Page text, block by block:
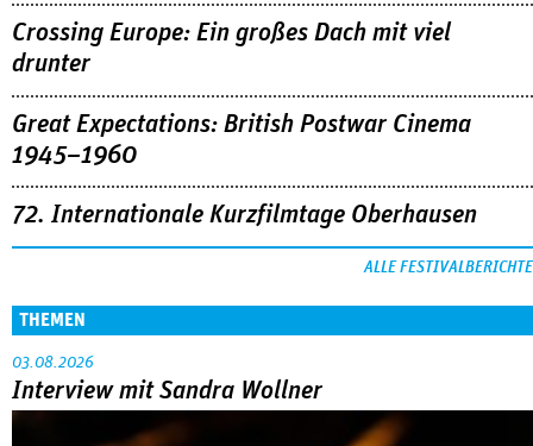
Crossing Europe: Ein großes Dach mit viel
drunter
Great Expectations: British Postwar Cinema
1945–1960
72. Internationale Kurzfilmtage Oberhausen
ALLE FESTIVALBERICHTE
THEMEN
03.08.2026
Interview mit Sandra Wollner